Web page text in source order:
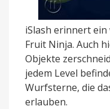
iSlash erinnert
Fruit Ninja. Auch
Objekte
jedem Level
Wurfsterne, die
erlauben.